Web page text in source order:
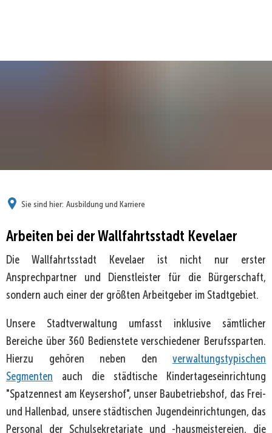
Sie sind hier: Ausbildung und Karriere
Arbeiten bei der Wallfahrtsstadt Kevelaer
Die Wallfahrtsstadt Kevelaer ist nicht nur erster
Ansprechpartner und Dienstleister für die Bürgerschaft,
sondern auch einer der größten Arbeitgeber im Stadtgebiet.
Unsere Stadtverwaltung umfasst inklusive sämtlicher
Bereiche über 360 Bedienstete verschiedener Berufssparten.
Hierzu gehören neben den verwaltungstypischen
Segmenten auch die städtische Kindertageseinrichtung
"Spatzennest am Keysershof", unser Baubetriebshof, das Frei-
und Hallenbad, unsere städtischen Jugendeinrichtungen, das
Personal der Schulsekretariate und -hausmeistereien, die